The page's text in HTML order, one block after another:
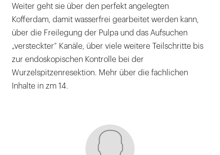
Weiter geht sie über den perfekt angelegten
Kofferdam, damit wasserfrei gearbeitet werden kann,
über die Freilegung der Pulpa und das Aufsuchen
„versteckter“ Kanäle, über viele weitere Teilschritte bis
zur endoskopischen Kontrolle bei der
Wurzelspitzenresektion. Mehr über die fachlichen
Inhalte in zm 14.